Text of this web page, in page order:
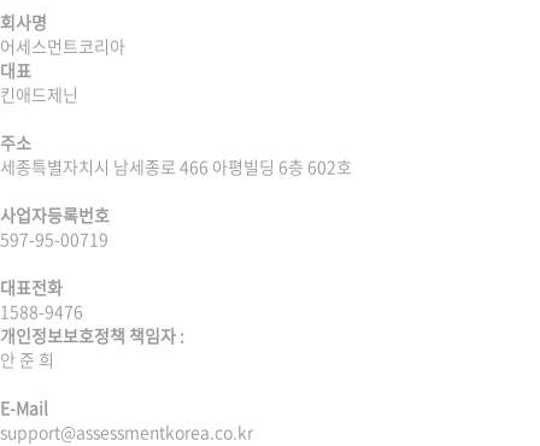
회사명
어세스먼트코리아
대표
킨애드제닌
주소
세종특별자치시 남세종로 466 아평빌딩 6층 602호
사업자등록번호
597-95-00719
대표전화
1588-9476
개인정보보호정책 책임자 :
안 준 희
E-Mail
support@assessmentkorea.co.kr